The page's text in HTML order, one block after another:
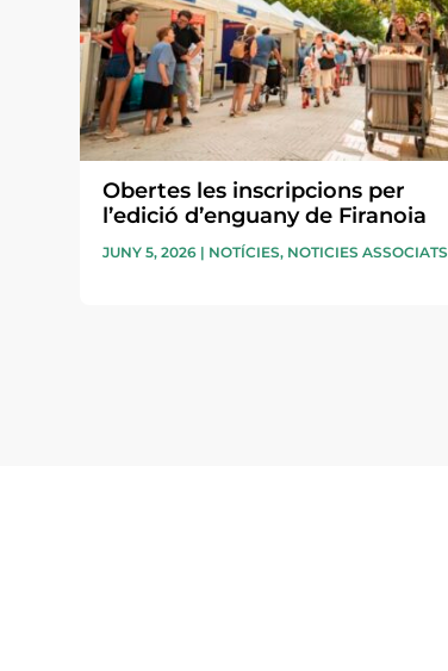
Obertes les inscripcions per
l’edició d’enguany de Firanoia
JUNY 5, 2026 | NOTÍCIES, NOTICIES ASSOCIATS